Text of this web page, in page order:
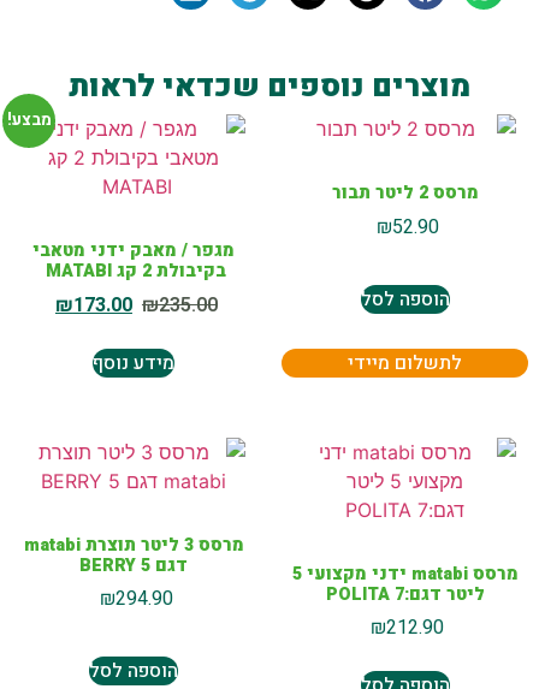
מוצרים נוספים שכדאי לראות
מרסס 2 ליטר תבור
₪52.90
הוספה לסל
לתשלום מיידי
מבצע!
מגפר / מאבק ידני מטאבי
בקיבולת 2 קג MATABI
₪235.00
₪173.00
מידע נוסף
מרסס matabi ידני מקצועי 5
ליטר דגם:POLITA 7
₪212.90
מרסס 3 ליטר תוצרת matabi
דגם BERRY 5
₪294.90
הוספה לסל